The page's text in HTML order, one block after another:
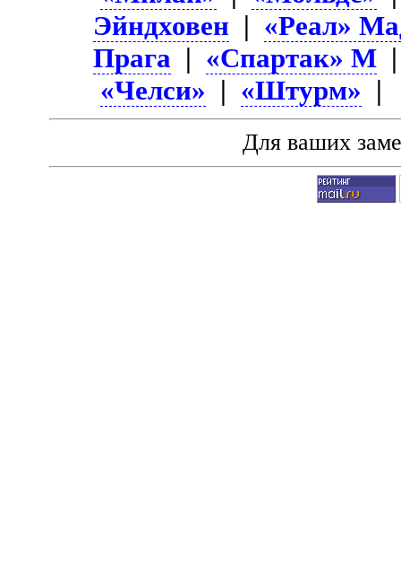
Эйндховен | «Реал»
Прага | «Спартак» М
«Челси» | «Штурм» |
Для ваших